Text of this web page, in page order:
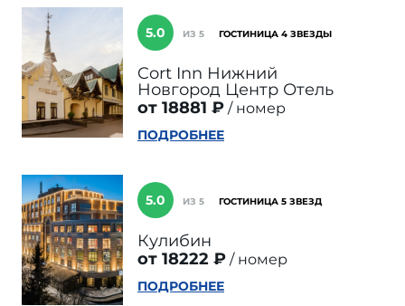
5.0 ИЗ 5 ГОСТИНИЦА 4 ЗВЕЗДЫ
Cort Inn Нижний
Новгород Центр Отель
от 18881 ₽
номер
ПОДРОБНЕЕ
5.0 ИЗ 5 ГОСТИНИЦА 5 ЗВЕЗД
Кулибин
от 18222 ₽
номер
ПОДРОБНЕЕ